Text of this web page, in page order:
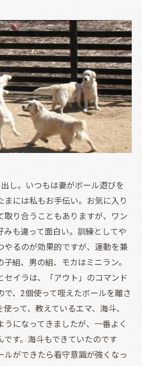
し。いつもは妻がボール遊びを
まには私もお手伝い。お気に入り
取り合うこともありますが、ワン
みも違って面白い。訓練としてや
やるのが効果的ですが、運動を兼
組、男の組、モカはミニラン。
セイラは、「アウト」のコマンド
で、2個使って咥えたボールを離さ
って、教えているエマ、海斗、
うになってきましたが、一番よく
です。海斗もできていたのです
ルができたら看守意識が強くなっ